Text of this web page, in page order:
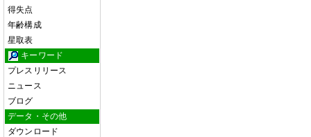
得失点
年齢構成
星取表
キーワード
プレスリリース
ニュース
ブログ
データ・その他
ダウンロード